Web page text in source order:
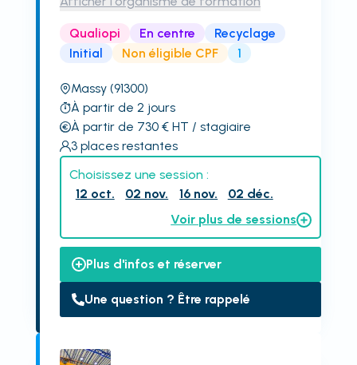
Qualiopi En centre
Recyclage
Initial
Non éligible CPF 1
Massy (91300)
À partir de 2 jours
À partir de 730€ HT / stagiaire
3 places restantes
Choisissez une session :
12 oct.
02 nov. 16 nov.
02 déc.
Voir plus de sessions
Plus d'infos et réserver
Une question ? Être rappelé